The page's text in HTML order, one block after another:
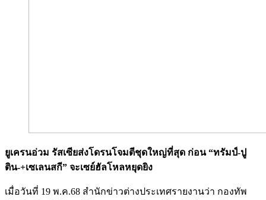
ยูเครนอ่วม รัสเซียส่งโดรนโจมตีชุดใหญ่ที่สุด ก่อน “ทรัมป์-ปู
ติน-+เซเลนสกี” จะเซย์ฮัลโหลหยุดยิง
เมื่อวันที่ 19 พ.ค.68 สำนักข่าวต่างประเทศรายงานว่า กองทัพ